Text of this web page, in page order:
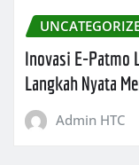
Inovasi E-Patmo
Langkah Nyata
Admin HTC